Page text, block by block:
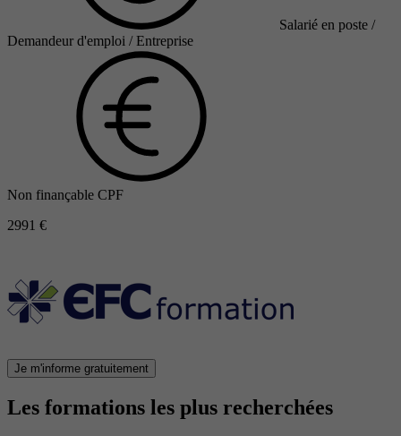
Salarié en poste /
Demandeur d'emploi / Entreprise
Non finançable CPF
2991 €
Je m'informe gratuitement
Les formations les plus recherchées